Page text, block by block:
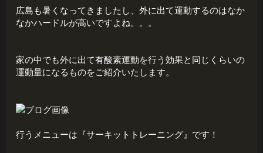
広島も暑くなってきましたし、外に出て運動するのはなか
なかハードルが高いですよね。。。
家の中でも外に出て有酸素運動を行う効果と同じくらいの
運動量になるものをご紹介いたします。
行うメニューは『サーキットトレーニング』です！